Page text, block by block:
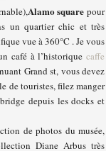
Alamo square pour
un quartier chic et très
vue à 360°C . Je vous
café à l’historiquecaffe
Grand st, vous devez
de touristes, filez manger
depuis les docks et
de photos du musée,
Diane Arbus très